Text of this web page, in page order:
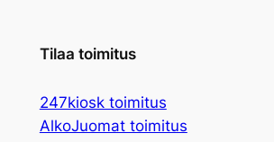
Tilaa toimitus
247kiosk toimitus
AlkoJuomat toimitus